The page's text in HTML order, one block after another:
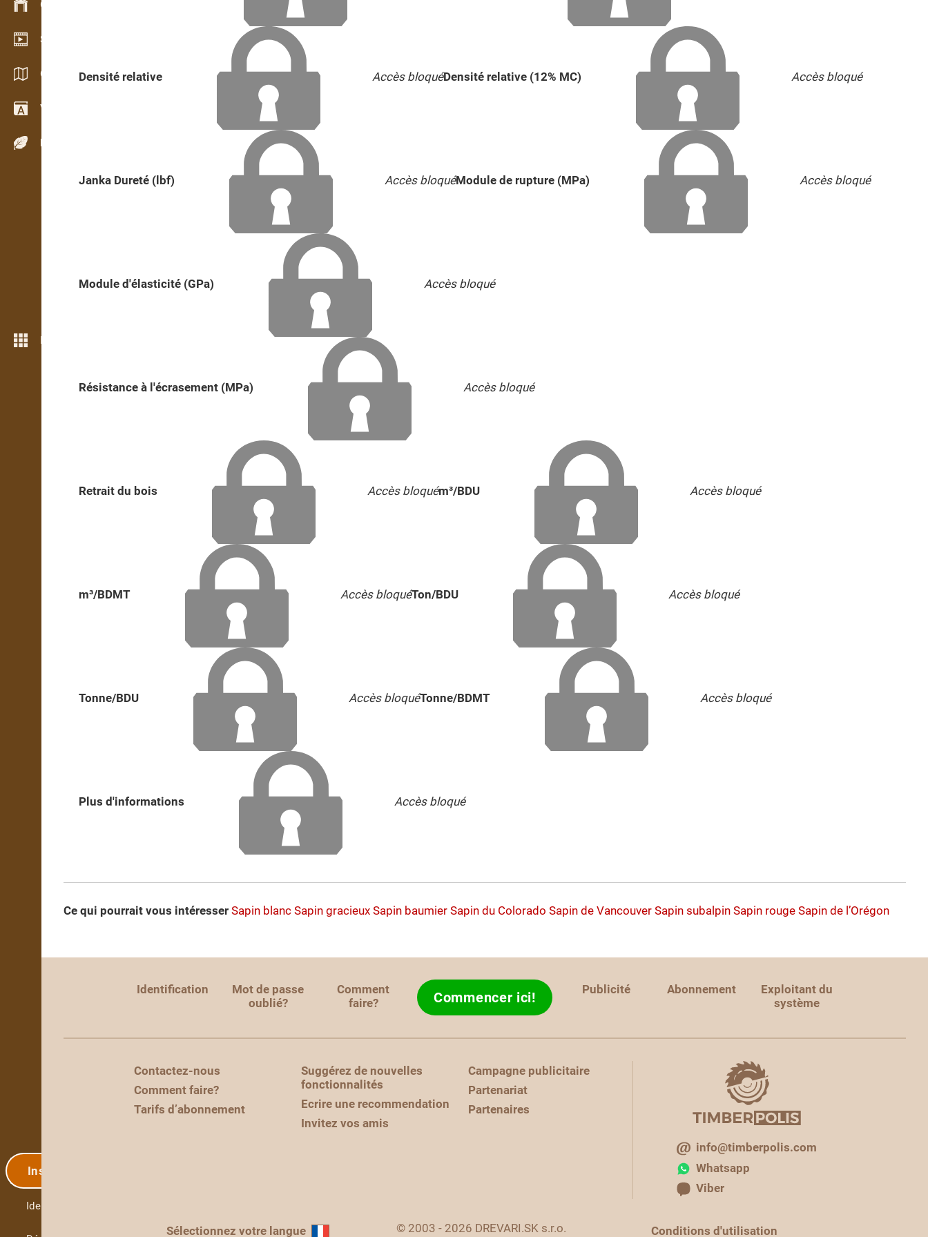
Gestion du stock
Schowroom vidéo
Catalogues / Brochures
Vocabulaire
Espèces de bois
Plus de fonctions
Inscription
Identification
Densité relative Accès bloquéDensité relative (12% MC) Accès bloqué
Janka Dureté (lbf) Accès bloquéModule de rupture (MPa) Accès bloqué
Module d'élasticité (GPa) Accès bloqué
Résistance à l'écrasement (MPa) Accès bloqué
Retrait du bois Accès bloquém³/BDU Accès bloqué
m³/BDMT Accès bloquéTon/BDU Accès bloqué
Tonne/BDU Accès bloquéTonne/BDMT Accès bloqué
Plus d'informations Accès bloqué
Ce qui pourrait vous intéresser Sapin blanc Sapin gracieux Sapin baumier Sapin du Colorado Sapin de Vancouver Sapin subalpin Sapin rouge Sapin de l’Orégon
Identification
Mot de passe
oublié?
Comment
faire?
Commencer ici! Publicité Abonnement
Exploitant du
système
Contactez-nous
Comment faire?
Tarifs d’abonnement
Suggérez de nouvelles
fonctionnalités
Ecrire une recommendation
Invitez vos amis
Campagne publicitaire
Partenariat
Partenaires
info@timberpolis.com
Whatsapp
Viber
Sélectionnez votre langue © 2003 - 2026 DREVARI.SK s.r.o. Conditions d'utilisation